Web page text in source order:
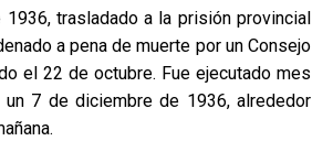
trasladado a la prisión provincial
a pena de muerte por un Consejo
el 22 de octubre. Fue ejecutado mes
7 de diciembre de 1936, alrededor